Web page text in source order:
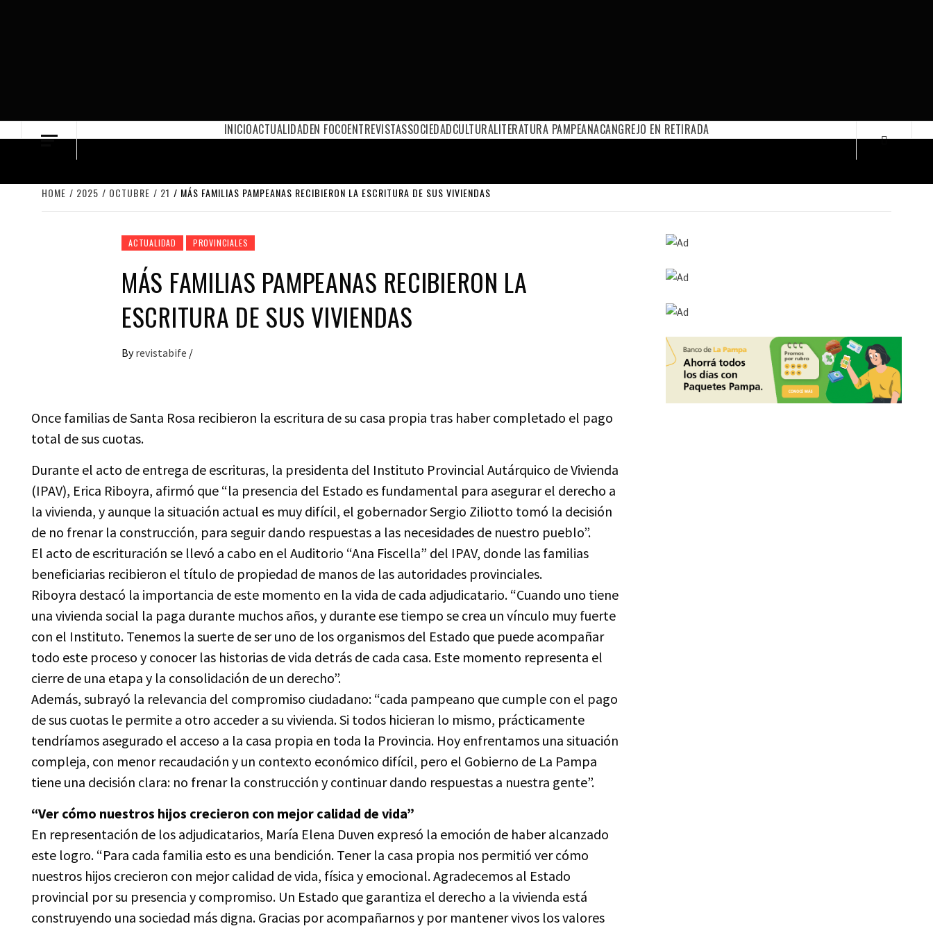
INICIOACTUALIDADEN FOCOENTREVISTASSOCIEDADCULTURALITERATURA PAMPEANACANGREJO EN RETIRADA
HOME 2025 OCTUBRE 21 MÁS FAMILIAS PAMPEANAS RECIBIERON LA ESCRITURA DE SUS VIVIENDAS
ACTUALIDAD PROVINCIALES
MÁS FAMILIAS PAMPEANAS RECIBIERON LA
ESCRITURA DE SUS VIVIENDAS
By revistabife /
Once familias de Santa Rosa recibieron la escritura de su casa propia tras haber completado el pago
total de sus cuotas.
Durante el acto de entrega de escrituras, la presidenta del Instituto Provincial Autárquico de Vivienda
(IPAV), Erica Riboyra, afirmó que “la presencia del Estado es fundamental para asegurar el derecho a
la vivienda, y aunque la situación actual es muy difícil, el gobernador Sergio Ziliotto tomó la decisión
de no frenar la construcción, para seguir dando respuestas a las necesidades de nuestro pueblo”.
El acto de escrituración se llevó a cabo en el Auditorio “Ana Fiscella” del IPAV, donde las familias
beneficiarias recibieron el título de propiedad de manos de las autoridades provinciales.
Riboyra destacó la importancia de este momento en la vida de cada adjudicatario. “Cuando uno tiene
una vivienda social la paga durante muchos años, y durante ese tiempo se crea un vínculo muy fuerte
con el Instituto. Tenemos la suerte de ser uno de los organismos del Estado que puede acompañar
todo este proceso y conocer las historias de vida detrás de cada casa. Este momento representa el
cierre de una etapa y la consolidación de un derecho”.
Además, subrayó la relevancia del compromiso ciudadano: “cada pampeano que cumple con el pago
de sus cuotas le permite a otro acceder a su vivienda. Si todos hicieran lo mismo, prácticamente
tendríamos asegurado el acceso a la casa propia en toda la Provincia. Hoy enfrentamos una situación
compleja, con menor recaudación y un contexto económico difícil, pero el Gobierno de La Pampa
tiene una decisión clara: no frenar la construcción y continuar dando respuestas a nuestra gente”.
“Ver cómo nuestros hijos crecieron con mejor calidad de vida”
En representación de los adjudicatarios, María Elena Duven expresó la emoción de haber alcanzado
este logro. “Para cada familia esto es una bendición. Tener la casa propia nos permitió ver cómo
nuestros hijos crecieron con mejor calidad de vida, física y emocional. Agradecemos al Estado
provincial por su presencia y compromiso. Un Estado que garantiza el derecho a la vivienda está
construyendo una sociedad más digna. Gracias por acompañarnos y por mantener vivos los valores